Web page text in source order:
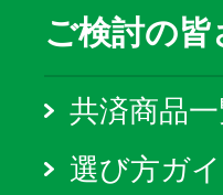
ご検討の皆
共済商品
選び方ガ